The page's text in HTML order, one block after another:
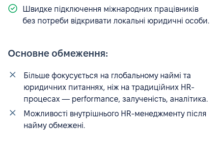
Швидке підключення міжнародних працівників
без потреби відкривати локальні юридичні особи.
Основне обмеження:
Більше фокусується на глобальному наймі та
юридичних питаннях, ніж на традиційних HR-
процесах — performance, залученість, аналітика.
Можливості внутрішнього HR-менеджменту після
найму обмежені.